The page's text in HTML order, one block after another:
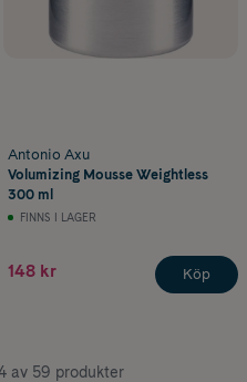
Antonio Axu
Volumizing Mousse Weightless
300 ml
FINNS I LAGER
148 kr Köp
av 59 produkter